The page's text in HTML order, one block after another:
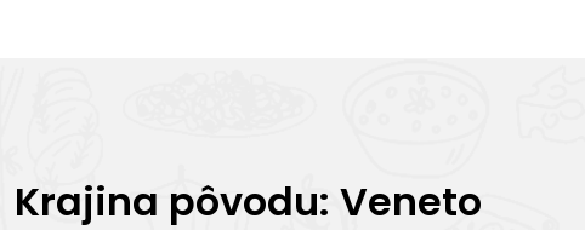
Krajina pôvodu: Veneto